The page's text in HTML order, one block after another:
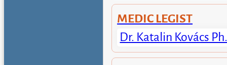
MEDIC LEGIST
Dr. Katalin Kovács